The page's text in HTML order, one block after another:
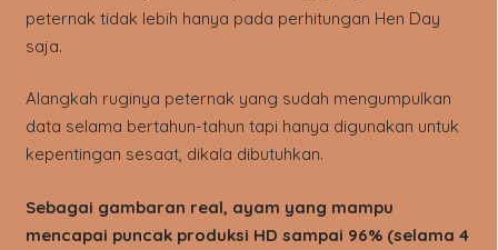
peternak tidak lebih hanya pada perhitungan Hen Day
saja.
Alangkah ruginya peternak yang sudah mengumpulkan
data selama bertahun-tahun tapi hanya digunakan untuk
kepentingan sesaat, dikala dibutuhkan.
Sebagai gambaran real, ayam yang mampu
mencapai puncak produksi HD sampai 96% (selama 4